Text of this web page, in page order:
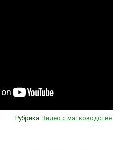
Рубрика: Видео о матководстве.